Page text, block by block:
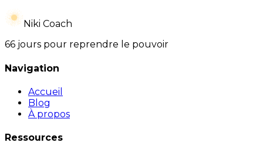
Niki Coach
66 jours pour reprendre le pouvoir
Navigation
Accueil
Blog
À propos
Ressources